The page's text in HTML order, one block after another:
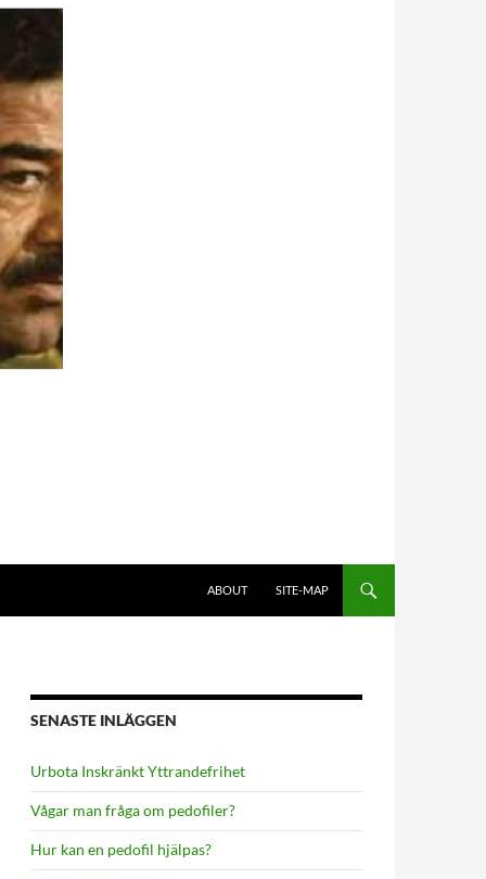
ABOUT
SITE-MAP
SENASTE INLÄGGEN
Urbota Inskränkt Yttrandefrihet
Vågar man fråga om pedofiler?
Hur kan en pedofil hjälpas?